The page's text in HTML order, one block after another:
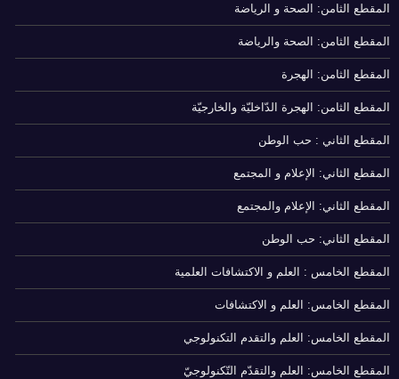
المقطع الثامن: الصحة و الرياضة
المقطع الثامن: الصحة والرياضة
المقطع الثامن: الهجرة
المقطع الثامن: الهجرة الدّاخليّة والخارجيّة
المقطع الثاني : حب الوطن
المقطع الثاني: الإعلام و المجتمع
المقطع الثاني: الإعلام والمجتمع
المقطع الثاني: حب الوطن
المقطع الخامس : العلم و الاكتشافات العلمية
المقطع الخامس: العلم و الاكتشافات
المقطع الخامس: العلم والتقدم التكنولوجي
المقطع الخامس: العلم والتقدّم التّكنولوجيّ